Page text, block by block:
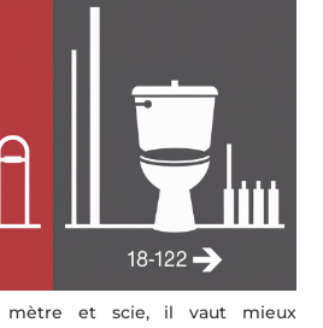
mètre et scie, il vaut mieux